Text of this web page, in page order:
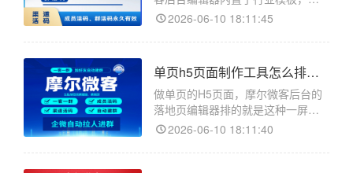
模板改比从空白页拖快不少。摩尔
工具，落地页搭建在客服链接的详
画布开始做，往往做出来的页面元
素乱、留白怪、按钮位置别扭，
2026-06-10 18:11:45
单页h5页面制作工具怎么排？一屏往下滑的单页适合投放
做单页的H5页面，摩尔微客后台的
落地页编辑器排的就是这种一屏往
下滑的单页，正适合投放引流。摩
理工具，落地页在客服链接详情页
2026-06-10 18:11:40